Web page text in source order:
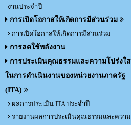
งานประจำปี
การเปิดโอกาสให้เกิดการมีส่วนร่วม
การเปิดโอกาสให้เกิดการมีส่วนร่วม
การลดใช้พลังงาน
การประเมินคุณธรรมและความโปร่งใส
ในการดำเนินงานของหน่วยงานภาครัฐ
(ITA)
ผลการประเมิน ITA ประจำปี
รายงานผลการประเมินคุณธรรมและความ